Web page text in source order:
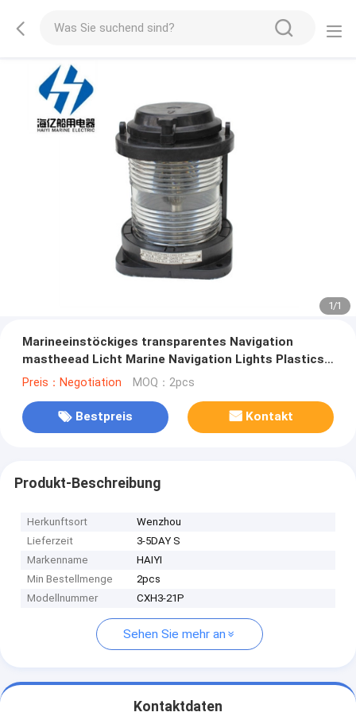
1/1
Marineeinstöckiges transparentes Navigation
mastheead Licht Marine Navigation Lights Plastics
CXH3-21P
Preis：Negotiation MOQ：2pcs
Bestpreis Kontakt
Produkt-Beschreibung
Herkunftsort
Wenzhou
Lieferzeit
3-5DAY S
Markenname
HAIYI
Min Bestellmenge
2pcs
Modellnummer
CXH3-21P
Sehen Sie mehr an
Kontaktdaten